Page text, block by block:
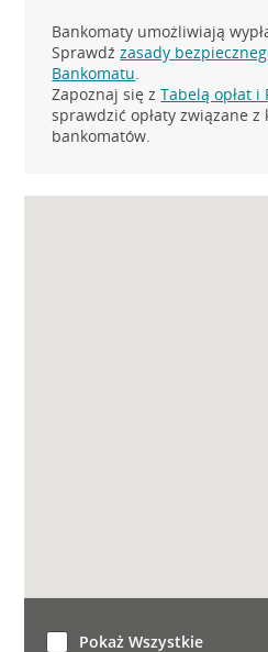
Bankomaty umożliwiają
Sprawdźzasady
Bankomatu.
Zapoznaj się zTabelą opłat i
sprawdzić opłaty związane z
bankomatów.
Pokaż Wszystkie